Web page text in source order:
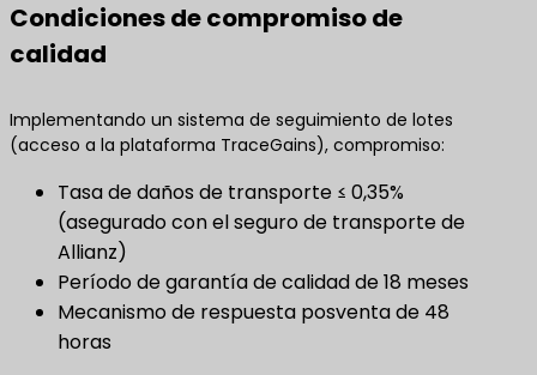
Condiciones de compromiso de
calidad
Implementando un sistema de seguimiento de lotes
(acceso a la plataforma TraceGains), compromiso:
Tasa de daños de transporte ≤ 0,35%
(asegurado con el seguro de transporte de
Allianz)
Período de garantía de calidad de 18 meses
Mecanismo de respuesta posventa de 48
horas